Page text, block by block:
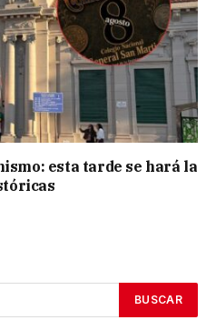
esta tarde se hará la